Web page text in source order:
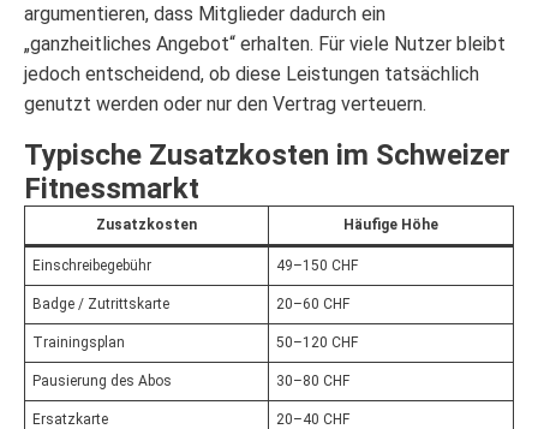
argumentieren, dass Mitglieder dadurch ein
„ganzheitliches Angebot“ erhalten. Für viele Nutzer bleibt
jedoch entscheidend, ob diese Leistungen tatsächlich
genutzt werden oder nur den Vertrag verteuern.
Typische Zusatzkosten im Schweizer
Fitnessmarkt
Zusatzkosten Häufige Höhe
Einschreibegebühr 49–150 CHF
Badge / Zutrittskarte 20–60 CHF
Trainingsplan 50–120 CHF
Pausierung des Abos 30–80 CHF
Ersatzkarte 20–40 CHF